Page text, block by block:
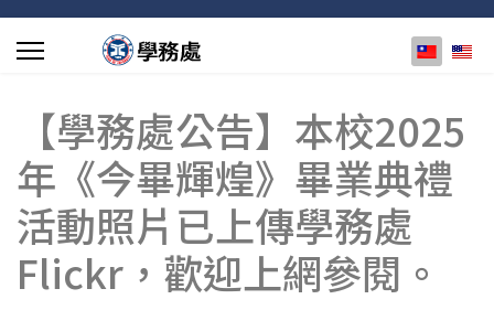
選擇你的
【學務處公告】本校2025
年《今畢輝煌》畢業典禮
活動照片已上傳學務處
Flickr，歡迎上網參閱。